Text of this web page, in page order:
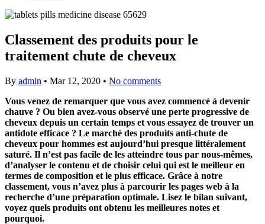
Classement des produits pour le
traitement chute de cheveux
By admin • Mar 12, 2020 • No comments
Vous venez de remarquer que vous avez commencé à devenir
chauve ? Ou bien avez-vous observé une perte progressive de
cheveux depuis un certain temps et vous essayez de trouver un
antidote efficace ? Le marché des produits anti-chute de
cheveux pour hommes est aujourd’hui presque littéralement
saturé. Il n’est pas facile de les atteindre tous par nous-mêmes,
d’analyser le contenu et de choisir celui qui est le meilleur en
termes de composition et le plus efficace. Grâce à notre
classement, vous n’avez plus à parcourir les pages web à la
recherche d’une préparation optimale. Lisez le bilan suivant,
voyez quels produits ont obtenu les meilleures notes et
pourquoi.